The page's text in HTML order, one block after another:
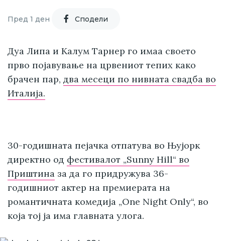
Пред 1 ден Cподели
Дуа Липа и Калум Тарнер го имаа своето
прво појавување на црвениот тепих како
брачен пар, два месеци по нивната свадба во
Италија.
30-годишната пејачка отпатува во Њујорк
директно од фестивалот „Sunny Hill“ во
Приштина за да го придружува 36-
годишниот актер на премиерата на
романтичната комедија „One Night Only“, во
која тој ја има главната улога.